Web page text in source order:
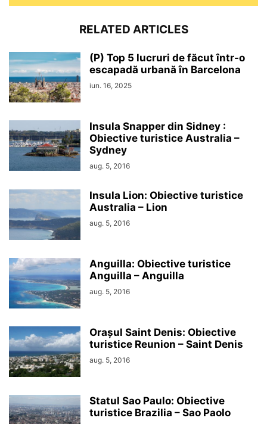
RELATED ARTICLES
(P) Top 5 lucruri de făcut într-o
escapadă urbană în Barcelona
iun. 16, 2025
Insula Snapper din Sidney :
Obiective turistice Australia –
Sydney
aug. 5, 2016
Insula Lion: Obiective turistice
Australia – Lion
aug. 5, 2016
Anguilla: Obiective turistice
Anguilla – Anguilla
aug. 5, 2016
Orașul Saint Denis: Obiective
turistice Reunion – Saint Denis
aug. 5, 2016
Statul Sao Paulo: Obiective
turistice Brazilia – Sao Paolo